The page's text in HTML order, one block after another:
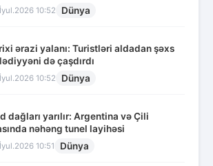
10:52 Dünya
ərazi yalanı: Turistləri aldadan şəxs
də çaşdırdı
10:52 Dünya
dağları yarılır: Argentina və Çili
nəhəng tunel layihəsi
10:51 Dünya